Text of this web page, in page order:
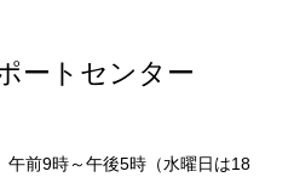
ートセンター
前9時～午後5時（水曜日は18